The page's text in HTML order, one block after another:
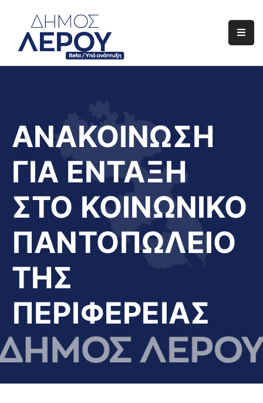
Αρχική
Διαφάνεια
Νησί
Μας
ΑΝΑΚΟΙΝΩΣΗ
ΓΙΑ ΕΝΤΑΞΗ
ΣΤΟ ΚΟΙΝΩΝΙΚΟ
ΠΑΝΤΟΠΩΛΕΙΟ
ΤΗΣ
ΠΕΡΙΦΕΡΕΙΑΣ